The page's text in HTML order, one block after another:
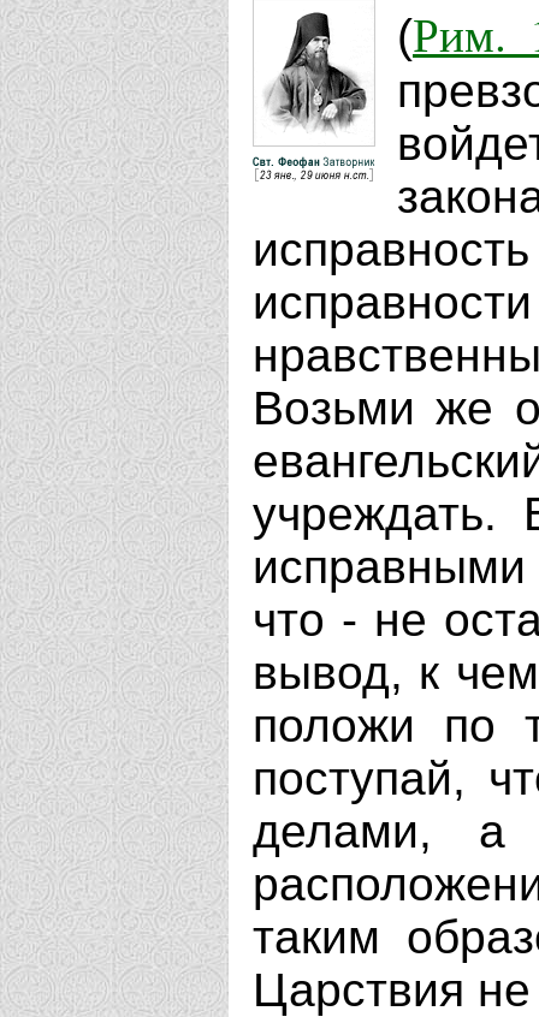
(Рим.
Возьми же
учреждать.
исправными
что - не
вывод, к
положи по
поступай,
делами, а
таким
Царствия